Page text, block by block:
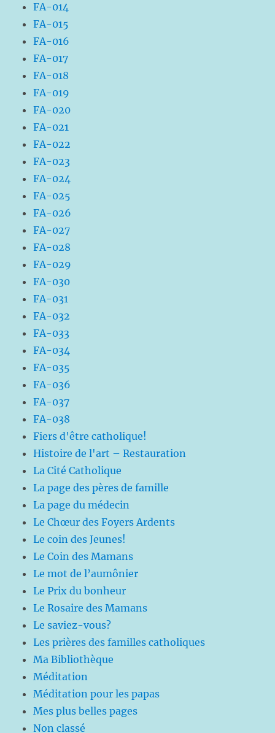
FA-014
FA-015
FA-016
FA-017
FA-018
FA-019
FA-020
FA-021
FA-022
FA-023
FA-024
FA-025
FA-026
FA-027
FA-028
FA-029
FA-030
FA-031
FA-032
FA-033
FA-034
FA-035
FA-036
FA-037
FA-038
Fiers d'être catholique!
Histoire de l'art – Restauration
La Cité Catholique
La page des pères de famille
La page du médecin
Le Chœur des Foyers Ardents
Le coin des Jeunes!
Le Coin des Mamans
Le mot de l’aumônier
Le Prix du bonheur
Le Rosaire des Mamans
Le saviez-vous?
Les prières des familles catholiques
Ma Bibliothèque
Méditation
Méditation pour les papas
Mes plus belles pages
Non classé